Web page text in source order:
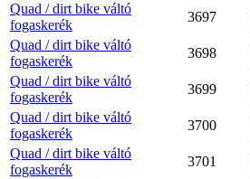
Quad / dirt bike váltó
fogaskerék
3697
Quad / dirt bike váltó
fogaskerék
3698
Quad / dirt bike váltó
fogaskerék
3699
Quad / dirt bike váltó
fogaskerék
3700
Quad / dirt bike váltó
fogaskerék
3701